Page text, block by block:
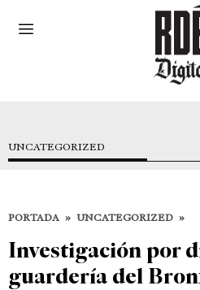
UNCATEGORIZED
PORTADA » UNCATEGORIZED »
Investigación por
guardería del